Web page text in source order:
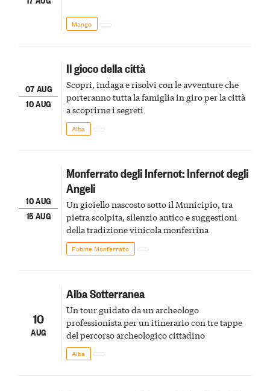
Mango
07 AUG
10 AUG
Il gioco della città
Scopri, indaga e risolvi con le avventure che
porteranno tutta la famiglia in giro per la città
a scoprirne i segreti
Alba
10 AUG
15 AUG
Monferrato degli Infernot: Infernot degli
Angeli
Un gioiello nascosto sotto il Municipio, tra
pietra scolpita, silenzio antico e suggestioni
della tradizione vinicola monferrina
Fubine Monferrato
10
AUG
Alba Sotterranea
Un tour guidato da un archeologo
professionista per un itinerario con tre tappe
del percorso archeologico cittadino
Alba